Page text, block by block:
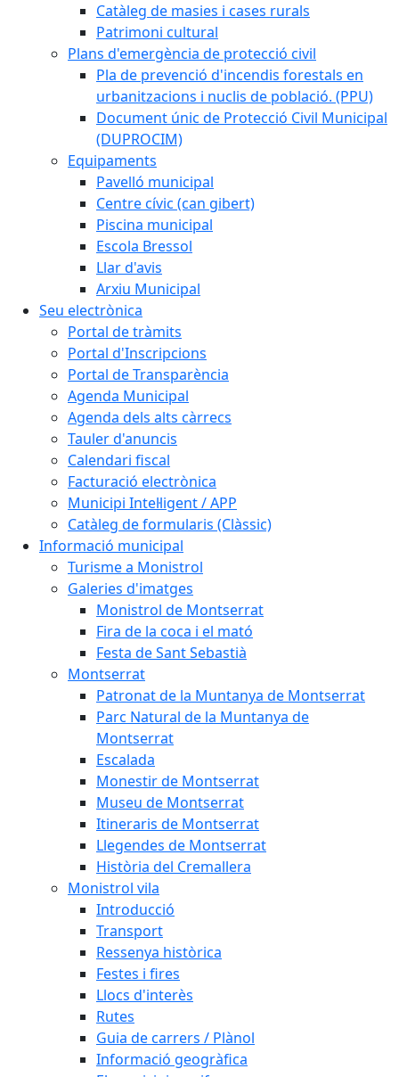
Catàleg de masies i cases rurals
Patrimoni cultural
Plans d'emergència de protecció civil
Pla de prevenció d'incendis forestals en
urbanitzacions i nuclis de població. (PPU)
Document únic de Protecció Civil Municipal
(DUPROCIM)
Equipaments
Pavelló municipal
Centre cívic (can gibert)
Piscina municipal
Escola Bressol
Llar d'avis
Arxiu Municipal
Seu electrònica
Portal de tràmits
Portal d'Inscripcions
Portal de Transparència
Agenda Municipal
Agenda dels alts càrrecs
Tauler d'anuncis
Calendari fiscal
Facturació electrònica
Municipi Intel·ligent / APP
Catàleg de formularis (Clàssic)
Informació municipal
Turisme a Monistrol
Galeries d'imatges
Monistrol de Montserrat
Fira de la coca i el mató
Festa de Sant Sebastià
Montserrat
Patronat de la Muntanya de Montserrat
Parc Natural de la Muntanya de
Montserrat
Escalada
Monestir de Montserrat
Museu de Montserrat
Itineraris de Montserrat
Llegendes de Montserrat
Història del Cremallera
Monistrol vila
Introducció
Transport
Ressenya històrica
Festes i fires
Llocs d'interès
Rutes
Guia de carrers / Plànol
Informació geogràfica